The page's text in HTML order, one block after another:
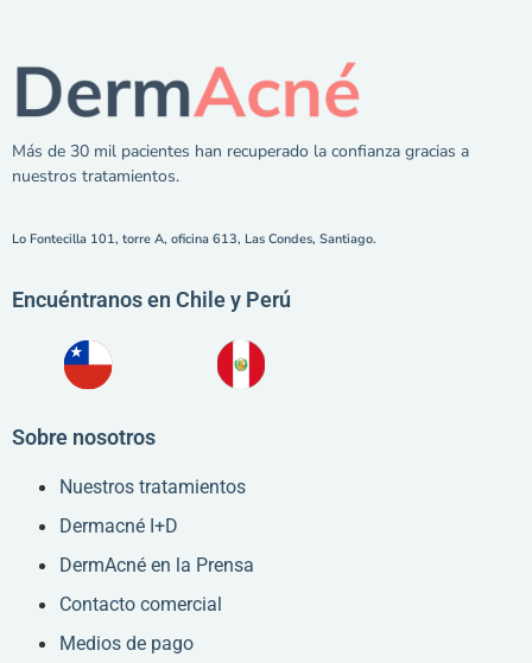
Más de 30 mil pacientes han recuperado la confianza gracias a
nuestros tratamientos.
Lo Fontecilla 101, torre A, oficina 613, Las Condes, Santiago.
Encuéntranos en Chile y Perú
Sobre nosotros
Nuestros tratamientos
Dermacné I+D
DermAcné en la Prensa
Contacto comercial
Medios de pago